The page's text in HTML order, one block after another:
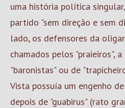
uma história política
partido "sem direção e sem
lado, os defensores da
chamados pelos "praieiros",
"baronistas" ou de
Vista possuía um engenho
depois de "guabirus" (rato